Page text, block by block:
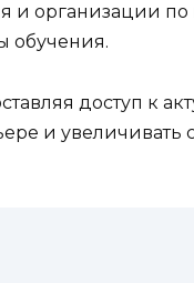
и организации
обучения.
доступ к
и увеличивать